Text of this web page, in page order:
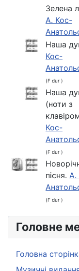
Головне
Головна
Зелена
А. Кос-
Наша
Кос-
(F dur )
Наша
(ноти з
Кос-
(F dur )
пісня. А.
(F dur )